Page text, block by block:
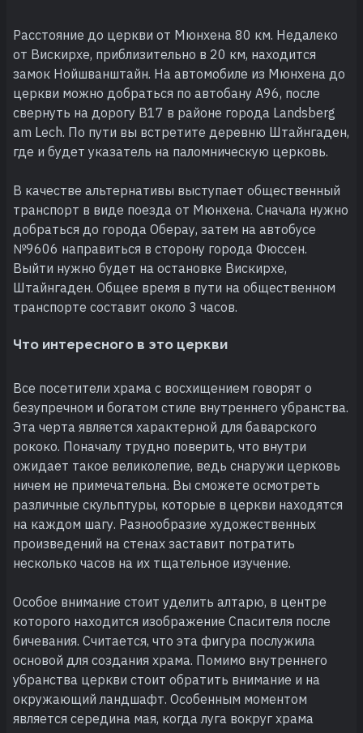
Расстояние до церкви от Мюнхена 80 км. Недалеко
от Вискирхе, приблизительно в 20 км, находится
замок Нойшванштайн. На автомобиле из Мюнхена до
церкви можно добраться по автобану A96, после
свернуть на дорогу B17 в районе города Landsberg
am Lech. По пути вы встретите деревню Штайнгаден,
где и будет указатель на паломническую церковь.
В качестве альтернативы выступает общественный
транспорт в виде поезда от Мюнхена. Сначала нужно
добраться до города Оберау, затем на автобусе
№9606 направиться в сторону города Фюссен.
Выйти нужно будет на остановке Вискирхе,
Штайнгаден. Общее время в пути на общественном
транспорте составит около 3 часов.
Что интересного в это церкви
Все посетители храма с восхищением говорят о
безупречном и богатом стиле внутреннего убранства.
Эта черта является характерной для баварского
рококо. Поначалу трудно поверить, что внутри
ожидает такое великолепие, ведь снаружи церковь
ничем не примечательна. Вы сможете осмотреть
различные скульптуры, которые в церкви находятся
на каждом шагу. Разнообразие художественных
произведений на стенах заставит потратить
несколько часов на их тщательное изучение.
Особое внимание стоит уделить алтарю, в центре
которого находится изображение Спасителя после
бичевания. Считается, что эта фигура послужила
основой для создания храма. Помимо внутреннего
убранства церкви стоит обратить внимание и на
окружающий ландшафт. Особенным моментом
является середина мая, когда луга вокруг храма